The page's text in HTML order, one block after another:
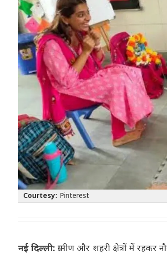
Courtesy: Pinterest
नई दिल्ली: ग्रामीण और शहरी क्षेत्रों में